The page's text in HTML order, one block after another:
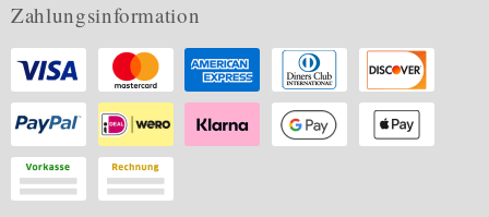
Zahlungsinformation